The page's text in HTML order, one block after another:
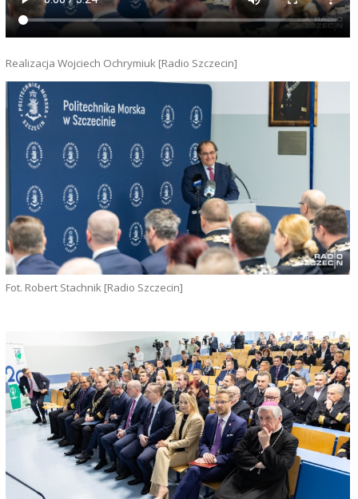
Realizacja Wojciech Ochrymiuk [Radio Szczecin]
Fot. Robert Stachnik [Radio Szczecin]